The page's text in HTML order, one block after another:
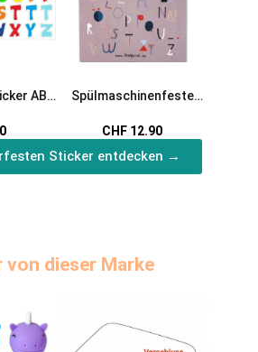
ABC
Spülmaschinenfeste
CHF 12.90
Sticker entdecken →
von dieser Marke